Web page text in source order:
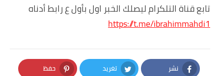
تابع قناة التلكرام ليصلك الخبر اول بأول ع رابط أدناه
https://t.me/ibrahimmahdi1
نشر تغريد حفظ